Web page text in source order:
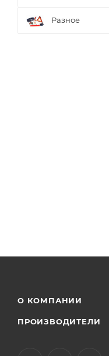
Разное
О КОМПАНИИ
ПРОИЗВОДИТЕЛИ